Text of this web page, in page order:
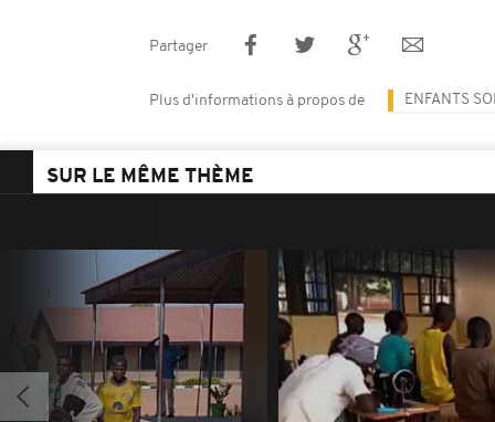
Partager
Plus d'informations à propos de ENFANTS
SUR LE MÊME THÈME